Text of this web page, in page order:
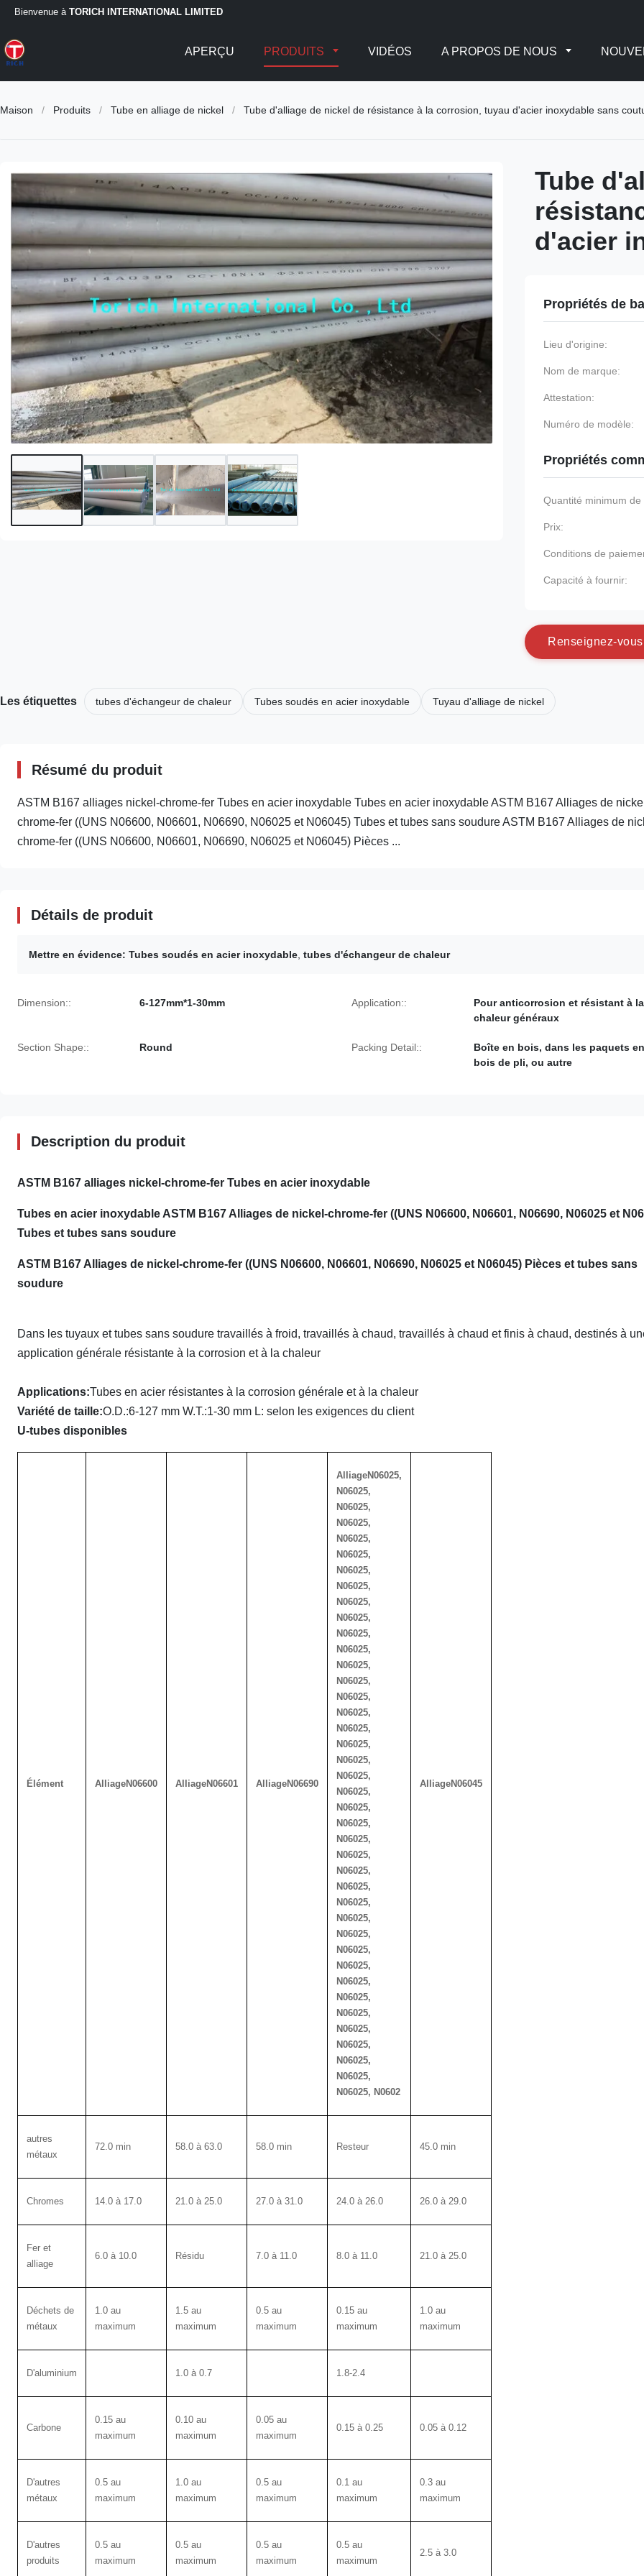
Bienvenue à TORICH INTERNATIONAL LIMITED
APERÇU PRODUITS VIDÉOS A PROPOS DE NOUS
Maison / Produits / Tube en alliage de nickel / Tube d'alliage de nickel de résistance à la corrosion, tuyau d'acier inoxydable sans
Tube
d'acier
Propriétés de
Lieu d'origine:
Nom de marque:
Attestation:
Numéro de modèle:
Propriétés
Quantité minimum
Prix:
Conditions de
Capacité à fournir:
Renseignez-vous
Les étiquettes tubes d'échangeur de chaleur Tubes soudés en acier inoxydable Tuyau d'alliage de nickel
Résumé du produit
ASTM B167 alliages nickel-chrome-fer Tubes en acier inoxydable Tubes en acier inoxydable ASTM B167 Alliages de
chrome-fer ((UNS N06600, N06601, N06690, N06025 et N06045) Tubes et tubes sans soudure ASTM B167 Alliages de
chrome-fer ((UNS N06600, N06601, N06690, N06025 et N06045) Pièces ...
Détails de produit
Mettre en évidence: Tubes soudés en acier inoxydable tubes d'échangeur de chaleur
Dimension:: 6-127mm*1-30mm Application::
Pour anticorrosion et résistant à la
chaleur généraux
Section Shape:: Round Packing Detail::
Boîte en bois, dans les paquets en
bois de pli, ou autre
Description du produit
ASTM B167 alliages nickel-chrome-fer Tubes en acier inoxydable
Tubes en acier inoxydable ASTM B167 Alliages de nickel-chrome-fer ((UNS N06600, N06601, N06690, N06025 et
Tubes et tubes sans soudure
ASTM B167 Alliages de nickel-chrome-fer ((UNS N06600, N06601, N06690, N06025 et N06045) Pièces et tubes sans
soudure
Dans les tuyaux et tubes sans soudure travaillés à froid, travaillés à chaud, travaillés à chaud et finis à chaud, destinés à
application générale résistante à la corrosion et à la chaleur
Applications:Tubes en acier résistantes à la corrosion générale et à la chaleur
Variété de taille:O.D.:6-127 mm W.T.:1-30 mm L: selon les exigences du client
U-tubes disponibles
Élément AlliageN06600 AlliageN06601 AlliageN06690
AlliageN06025,
N06025,
N06025,
N06025,
N06025,
N06025,
N06025,
N06025,
N06025,
N06025,
N06025,
N06025,
N06025,
N06025,
N06025,
N06025,
N06025,
N06025,
N06025,
N06025,
N06025,
N06025,
N06025,
N06025,
N06025,
N06025,
N06025,
N06025,
N06025,
N06025,
N06025,
N06025,
N06025,
N06025,
N06025,
N06025,
N06025,
N06025,
N06025,
N06025, N0602
AlliageN06045
autres
métaux
72.0 min 58.0 à 63.0 58.0 min Resteur 45.0 min
Chromes 14.0 à 17.0 21.0 à 25.0 27.0 à 31.0 24.0 à 26.0 26.0 à 29.0
Fer et
alliage
6.0 à 10.0 Résidu 7.0 à 11.0 8.0 à 11.0 21.0 à 25.0
Déchets de
métaux
1.0 au
maximum
1.5 au
maximum
0.5 au
maximum
0.15 au
maximum
1.0 au
maximum
D'aluminium 1.0 à 0.7 1.8-2.4
Carbone
0.15 au
maximum
0.10 au
maximum
0.05 au
maximum
0.15 à 0.25 0.05 à 0.12
D'autres
métaux
0.5 au
maximum
1.0 au
maximum
0.5 au
maximum
0.1 au
maximum
0.3 au
maximum
D'autres
produits
0.5 au
maximum
0.5 au
maximum
0.5 au
maximum
0.5 au
maximum
2.5 à 3.0